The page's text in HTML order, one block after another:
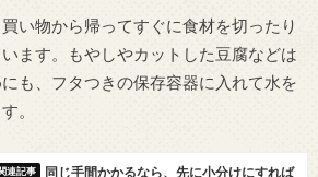
い物から帰ってすぐに食材を切ったり
ます。もやしやカットした豆腐などは
も、フタつきの保存容器に入れて水を
。
同じ手間かかるなら、先に小分けにすれば